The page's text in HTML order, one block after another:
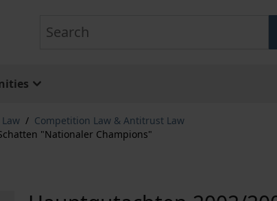
/ Competition Law & Antitrust Law
"Nationaler Champions"